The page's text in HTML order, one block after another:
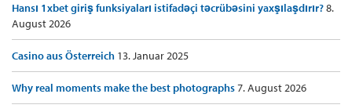
Hansı 1xbet giriş funksiyaları istifadəçi təcrübəsini yaxşılaşdırır?8.
August 2026
Casino aus Österreich 13. Januar 2025
Why real moments make the best photographs7. August 2026